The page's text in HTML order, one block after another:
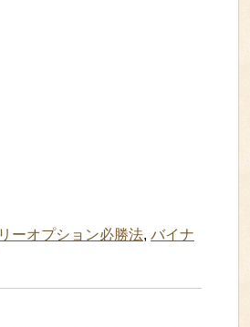
ーオプション必勝法, バイナ